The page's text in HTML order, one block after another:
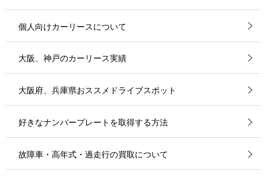
個人向けカーリースについて
大阪、神戸のカーリース実績
大阪府、兵庫県おススメドライブスポット
好きなナンバープレートを取得する方法
故障車・高年式・過走行の買取について